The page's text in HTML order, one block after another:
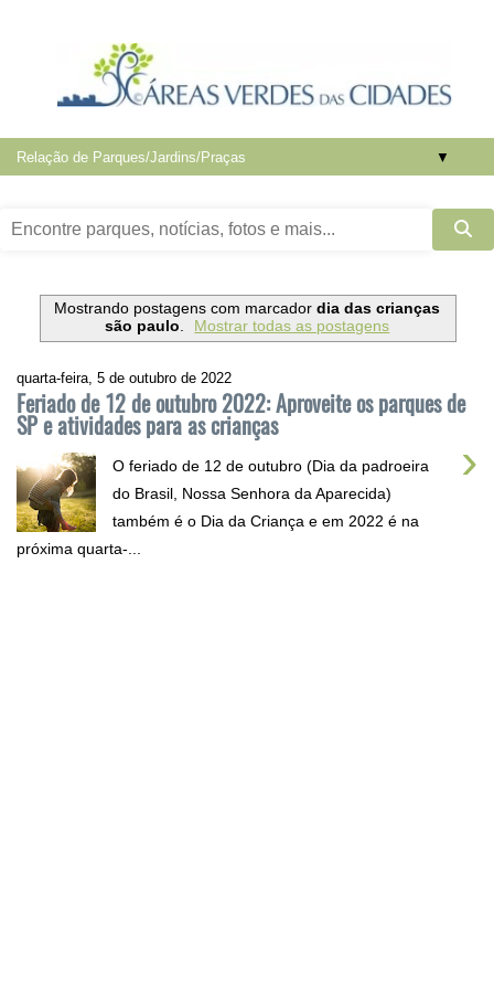
▼
Mostrando postagens com marcador dia das crianças
são paulo. Mostrar todas as postagens
quarta-feira, 5 de outubro de 2022
Feriado de 12 de outubro 2022: Aproveite os parques de
SP e atividades para as crianças
›
O feriado de 12 de outubro (Dia da padroeira
do Brasil, Nossa Senhora da Aparecida)
também é o Dia da Criança e em 2022 é na
próxima quarta-...